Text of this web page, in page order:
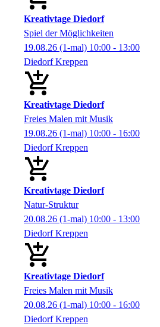
Kreativtage Diedorf
Spiel der Möglichkeiten
19.08.26 (1-mal) 10:00 - 13:00
Diedorf Kreppen
Kreativtage Diedorf
Freies Malen mit Musik
19.08.26 (1-mal) 10:00 - 16:00
Diedorf Kreppen
Kreativtage Diedorf
Natur-Struktur
20.08.26 (1-mal) 10:00 - 13:00
Diedorf Kreppen
Kreativtage Diedorf
Freies Malen mit Musik
20.08.26 (1-mal) 10:00 - 16:00
Diedorf Kreppen